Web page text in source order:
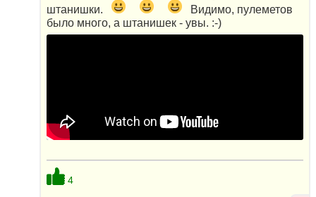
штанишки.
Видимо, пулеметов
было много, а штанишек - увы. :-)
4